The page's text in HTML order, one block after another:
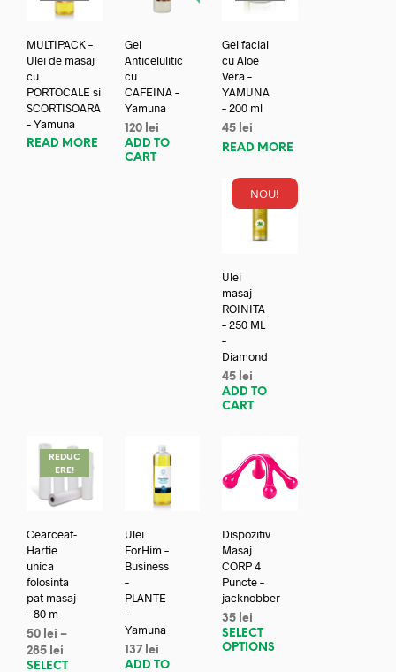
MULTIPACK –
Ulei de masaj
cu
PORTOCALE si
SCORTISOARA
– Yamuna
READ MORE
Gel
Anticelulitic
cu
CAFEINA –
Yamuna
120 lei
ADD TO
CART
Gel facial
cu Aloe
Vera –
YAMUNA
– 200 ml
45 lei
READ MORE
NOU!
Ulei
masaj
ROINITA
– 250 ML
–
Diamond
45 lei
ADD TO
CART
REDUC
ERE!
Cearceaf-
Hartie
unica
folosinta
pat masaj
– 80 m
50 lei –
285 lei
SELECT
Ulei
ForHim –
Business
–
PLANTE
–
Yamuna
137 lei
ADD TO
Dispozitiv
Masaj
CORP 4
Puncte –
jacknobber
35 lei
SELECT
OPTIONS